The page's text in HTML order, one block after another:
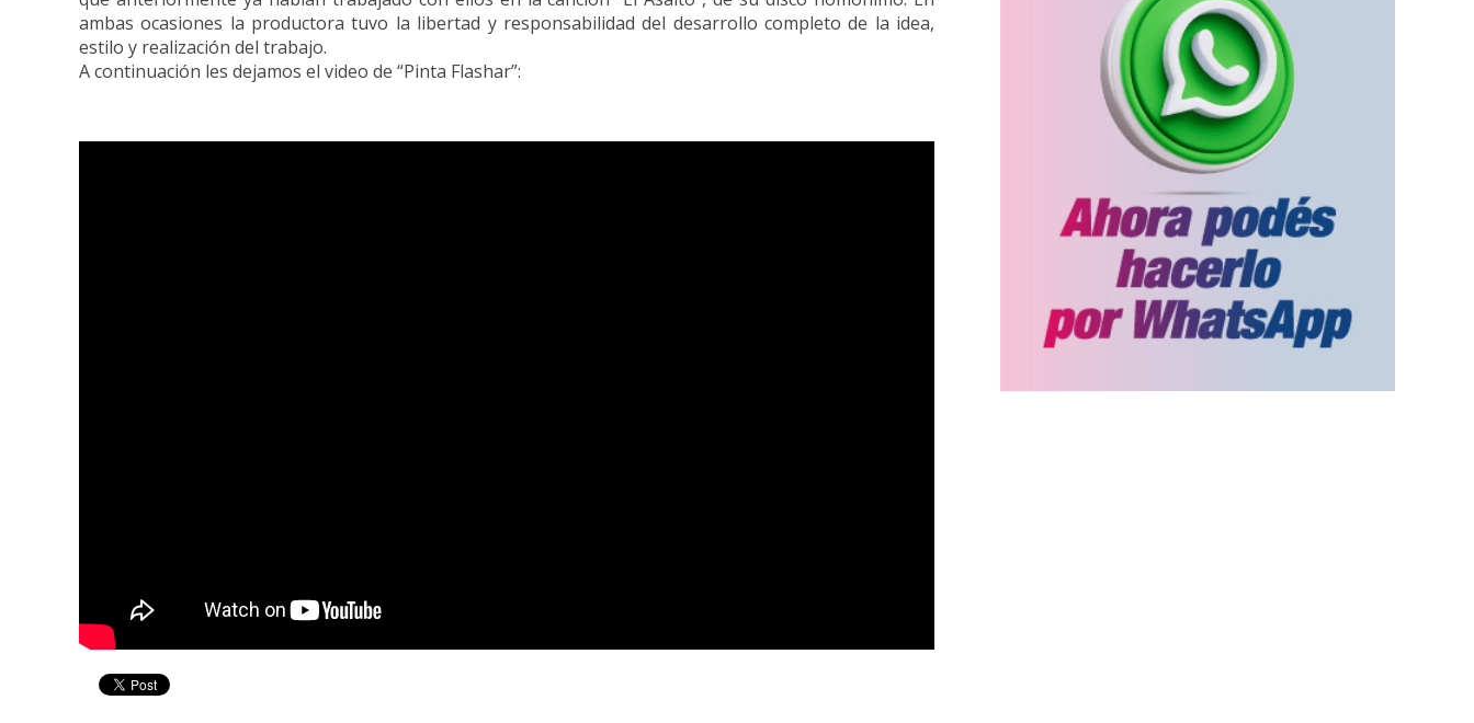
ambas ocasiones la productora tuvo la libertad y responsabilidad del desarrollo completo de la idea,
estilo y realización del trabajo.
A continuación les dejamos el video de “Pinta Flashar”: